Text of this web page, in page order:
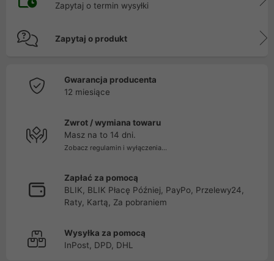
Zapytaj o termin wysyłki
Zapytaj o produkt
Gwarancja producenta
12 miesiące
Zwrot / wymiana towaru
Masz na to 14 dni.
Zobacz regulamin i wyłączenia...
Zapłać za pomocą
BLIK, BLIK Płacę Później, PayPo, Przelewy24,
Raty, Kartą, Za pobraniem
Wysyłka za pomocą
InPost, DPD, DHL